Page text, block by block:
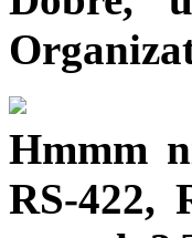
Hmmm
RS-422,